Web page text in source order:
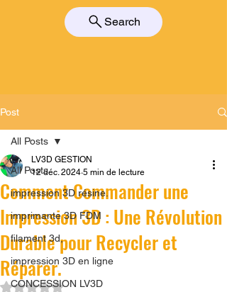
Search
Post
All Posts
impression 3D résine.
imprimante 3D FDM
filament 3d,
impression 3D en ligne
CONCESSION LV3D
All Posts
Comment Commander une
Impression 3D : Une Révolution
Durable pour Recycler et
Réparer.
LV3D GESTION
12 déc. 2024 5 min de lecture
Noté NaN étoiles sur 5.